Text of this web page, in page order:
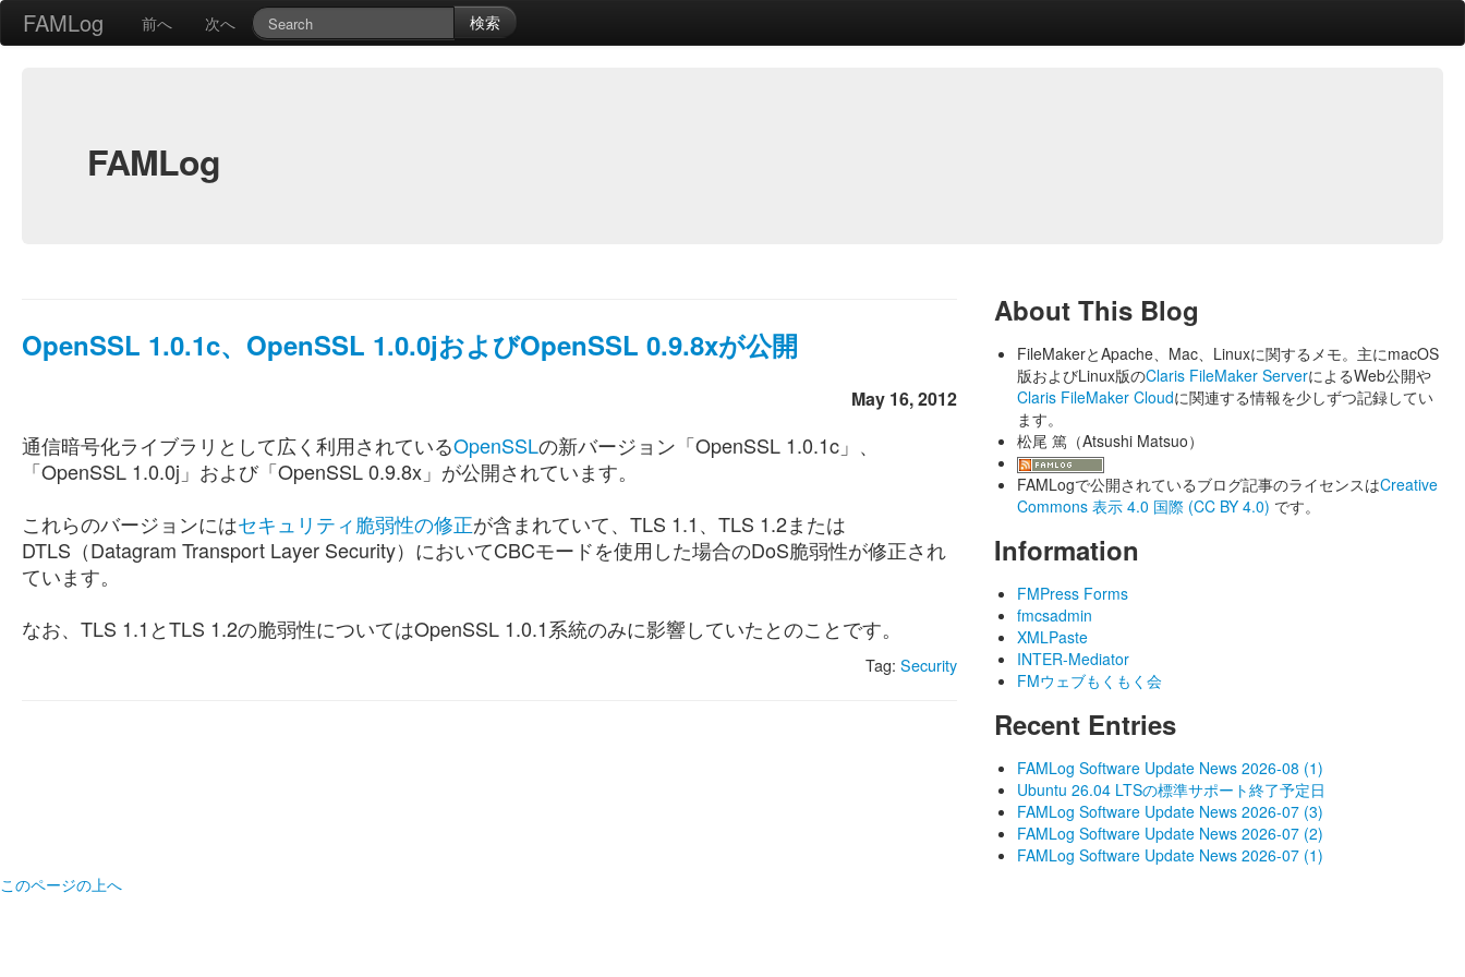
FAMLog 前へ 次へ 検索
FAMLog
OpenSSL 1.0.1c、OpenSSL 1.0.0jおよびOpenSSL 0.9.8xが公開
May 16, 2012
通信暗号化ライブラリとして広く利用されているOpenSSLの新バージョン「OpenSSL 1.0.1c」、
「OpenSSL 1.0.0j」および「OpenSSL 0.9.8x」が公開されています。
これらのバージョンにはセキュリティ脆弱性の修正が含まれていて、TLS 1.1、TLS 1.2または
DTLS（Datagram Transport Layer Security）においてCBCモードを使用した場合のDoS脆弱性が修正され
ています。
なお、TLS 1.1とTLS 1.2の脆弱性についてはOpenSSL 1.0.1系統のみに影響していたとのことです。
Tag:Security
About This Blog
FileMakerとApache、Mac、Linuxに関するメモ。主にmacOS
版およびLinux版のClaris FileMaker ServerによるWeb公開や
Claris FileMaker Cloudに関連する情報を少しずつ記録してい
ます。
松尾 篤（Atsushi Matsuo）
FAMLogで公開されているブログ記事のライセンスはCreative
Commons 表示 4.0 国際 (CC BY 4.0) です。
Information
FMPress Forms
fmcsadmin
XMLPaste
INTER-Mediator
FMウェブもくもく会
Recent Entries
FAMLog Software Update News 2026-08 (1)
Ubuntu 26.04 LTSの標準サポート終了予定日
FAMLog Software Update News 2026-07 (3)
FAMLog Software Update News 2026-07 (2)
FAMLog Software Update News 2026-07 (1)
このページの上へ